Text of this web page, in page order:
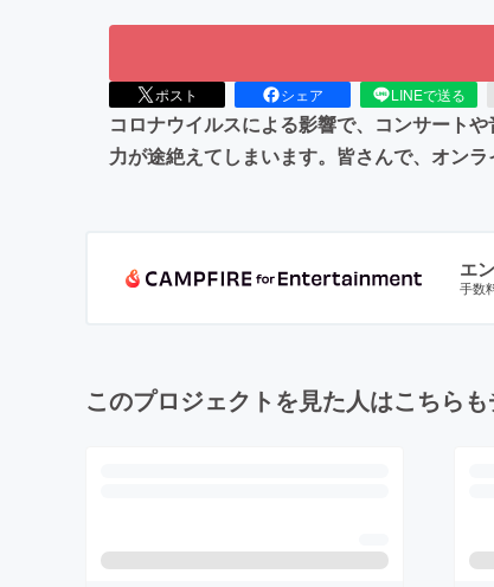
ポスト シェア LINEで送る
コロナウイルスによる影響で、コンサート
力が途絶えてしまいます。皆さんで、オン
エ
手数
このプロジェクトを見た人はこちら